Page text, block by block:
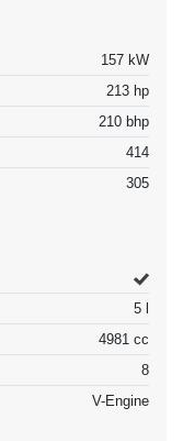
157 kW
213 hp
210 bhp
414
305
5 l
4981 cc
8
V-Engine